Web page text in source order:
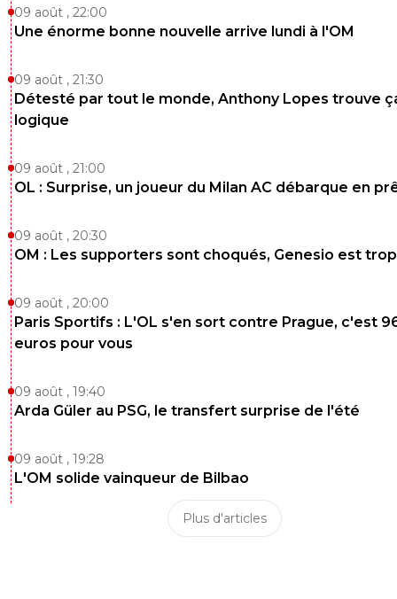
09 août , 22:00
Une énorme bonne nouvelle arrive lundi à l'OM
09 août , 21:30
Détesté par tout le monde, Anthony Lopes trouve
logique
09 août , 21:00
OL : Surprise, un joueur du Milan AC débarque en
09 août , 20:30
OM : Les supporters sont choqués, Genesio est
09 août , 20:00
Paris Sportifs : L'OL s'en sort contre Prague, c'est
euros pour vous
09 août , 19:40
Arda Güler au PSG, le transfert surprise de l'été
09 août , 19:28
L'OM solide vainqueur de Bilbao
Plus d'articles